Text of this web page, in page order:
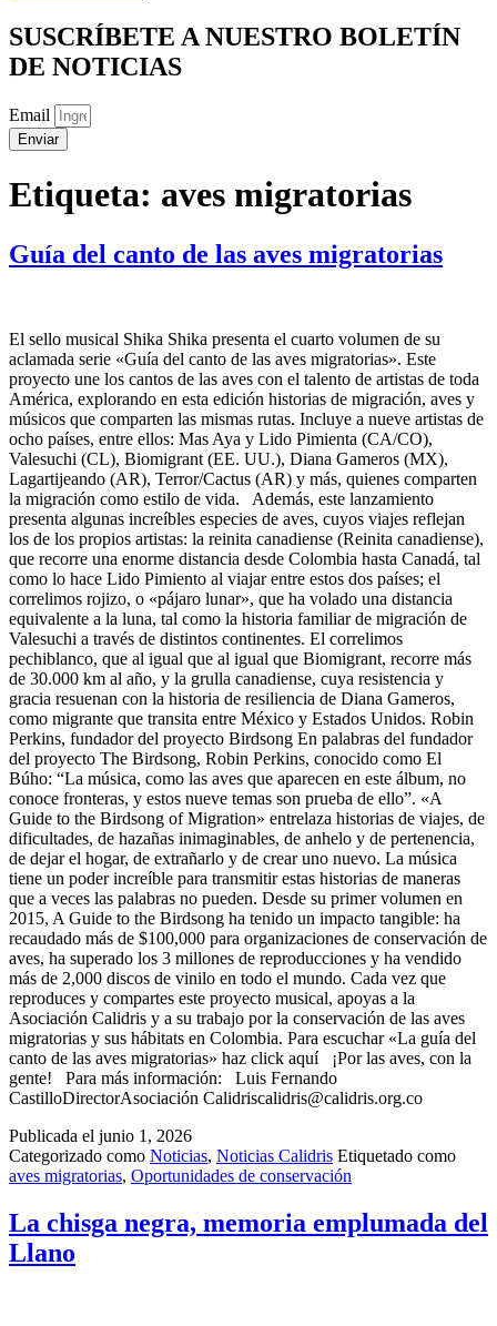
SUSCRÍBETE A NUESTRO BOLETÍN
DE NOTICIAS
Email
Enviar
Etiqueta: aves migratorias
Guía del canto de las aves migratorias
El sello musical Shika Shika presenta el cuarto volumen de su
aclamada serie «Guía del canto de las aves migratorias». Este
proyecto une los cantos de las aves con el talento de artistas de toda
América, explorando en esta edición historias de migración, aves y
músicos que comparten las mismas rutas. Incluye a nueve artistas de
ocho países, entre ellos: Mas Aya y Lido Pimienta (CA/CO),
Valesuchi (CL), Biomigrant (EE. UU.), Diana Gameros (MX),
Lagartijeando (AR), Terror/Cactus (AR) y más, quienes comparten
la migración como estilo de vida. Además, este lanzamiento
presenta algunas increíbles especies de aves, cuyos viajes reflejan
los de los propios artistas: la reinita canadiense (Reinita canadiense),
que recorre una enorme distancia desde Colombia hasta Canadá, tal
como lo hace Lido Pimiento al viajar entre estos dos países; el
correlimos rojizo, o «pájaro lunar», que ha volado una distancia
equivalente a la luna, tal como la historia familiar de migración de
Valesuchi a través de distintos continentes. El correlimos
pechiblanco, que al igual que al igual que Biomigrant, recorre más
de 30.000 km al año, y la grulla canadiense, cuya resistencia y
gracia resuenan con la historia de resiliencia de Diana Gameros,
como migrante que transita entre México y Estados Unidos. Robin
Perkins, fundador del proyecto Birdsong En palabras del fundador
del proyecto The Birdsong, Robin Perkins, conocido como El
Búho: “La música, como las aves que aparecen en este álbum, no
conoce fronteras, y estos nueve temas son prueba de ello”. «A
Guide to the Birdsong of Migration» entrelaza historias de viajes, de
dificultades, de hazañas inimaginables, de anhelo y de pertenencia,
de dejar el hogar, de extrañarlo y de crear uno nuevo. La música
tiene un poder increíble para transmitir estas historias de maneras
que a veces las palabras no pueden. Desde su primer volumen en
2015, A Guide to the Birdsong ha tenido un impacto tangible: ha
recaudado más de $100,000 para organizaciones de conservación de
aves, ha superado los 3 millones de reproducciones y ha vendido
más de 2,000 discos de vinilo en todo el mundo. Cada vez que
reproduces y compartes este proyecto musical, apoyas a la
Asociación Calidris y a su trabajo por la conservación de las aves
migratorias y sus hábitats en Colombia. Para escuchar «La guía del
canto de las aves migratorias» haz click aquí ¡Por las aves, con la
gente! Para más información: Luis Fernando
CastilloDirectorAsociación Calidriscalidris@calidris.org.co
Publicada el junio 1, 2026
Categorizado como Noticias, Noticias Calidris Etiquetado como
aves migratorias, Oportunidades de conservación
La chisga negra, memoria emplumada del
Llano